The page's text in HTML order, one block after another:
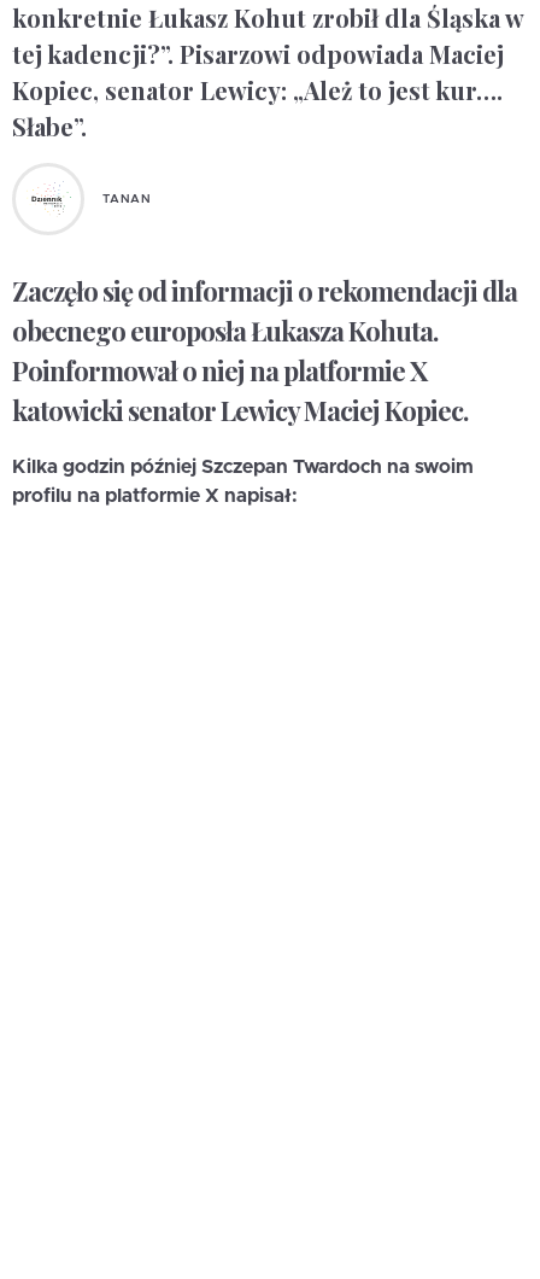
konkretnie Łukasz Kohut zrobił dla Śląska w
tej kadencji?”. Pisarzowi odpowiada Maciej
Kopiec, senator Lewicy: „Ależ to jest kur….
Słabe”.
TANAN
Zaczęło się od informacji o rekomendacji dla
obecnego europosła Łukasza Kohuta.
Poinformował o niej na platformie X
katowicki senator Lewicy Maciej Kopiec.
Kilka godzin później Szczepan Twardoch na swoim
profilu na platformie X napisał: